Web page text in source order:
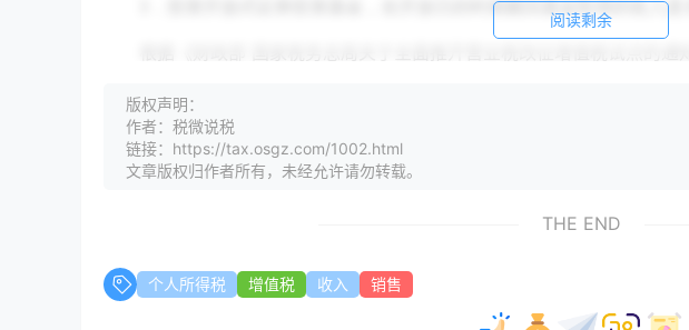
3．投资开放式证券投资基金，在开放日的时候赎回基金取得的收入是
金融商品转让，是指转让外汇、有价证券、非货物期货和其他金融商品
其他金融商品转让包括基金、信托、理财产品等各类资产管理产品和各
根据《财政部 国家税务总局关于全面推开营业税改征增值税试点的通
3.金融商品转让，按照卖出价扣除买入价后的余额为销售额。
阅读剩余
版权声明：
作者：税微说税
链接：https://tax.osgz.com/1002.html
文章版权归作者所有，未经允许请勿转载。
THE END
个人所得税 增值税 收入 销售